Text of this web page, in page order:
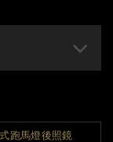
跑馬燈後照鏡